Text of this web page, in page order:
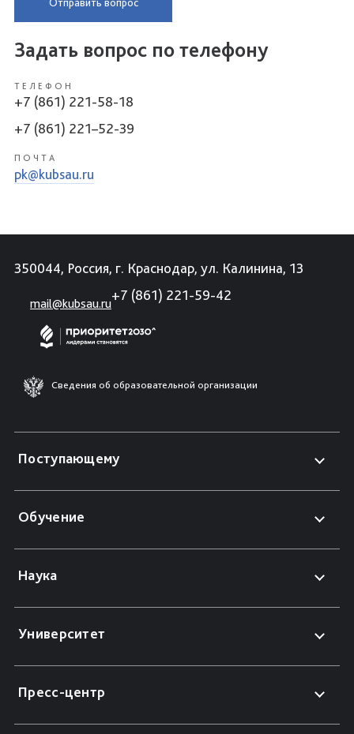
Задать вопрос по телефону
ТЕЛЕФОН
+7 (861) 221-58-18
+7 (861) 221–52-39
ПОЧТА
pk@kubsau.ru
350044, Россия, г. Краснодар, ул. Калинина, 13
mail@kubsau.ru
+7 (861) 221-59-42
Сведения об образовательной организации
Поступающему
Обучение
Наука
Университет
Пресс-центр